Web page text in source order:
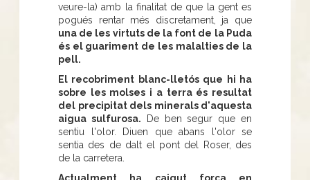
veure-la) amb la finalitat de que la gent es
pogués rentar més discretament, ja que
una de les virtuts de la font de la Puda
és el guariment de les malalties de la
pell.
El recobriment blanc-lletós que hi ha
sobre les molses i a terra és resultat
del precipitat dels minerals d'aquesta
aigua sulfurosa. De ben segur que en
sentiu l'olor. Diuen que abans l'olor se
sentia des de dalt el pont del Roser, des
de la carretera.
Actualment ha caigut força en